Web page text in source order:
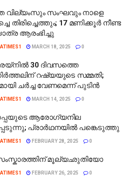
വില്യംസും സംഘവും നാളെ
തിരിച്ചെത്തും; 17 മണിക്കൂര്‍ നീണ്ട
ആരംഭിച്ചു
MARCH 18, 2025 0
30 ദിവസത്തെ
റഷ്യയുടെ സമ്മതി;
ചര്‍ച്ച വേണമെന്ന് പുടിന്‍
MARCH 14, 2025 0
ആരോഗ്യനില
പ്രാർഥനയിൽ പങ്കെടുത്തു
FEBRUARY 28, 2025 0
മൂല്യഛുതിയോ
FEBRUARY 26, 2025 0